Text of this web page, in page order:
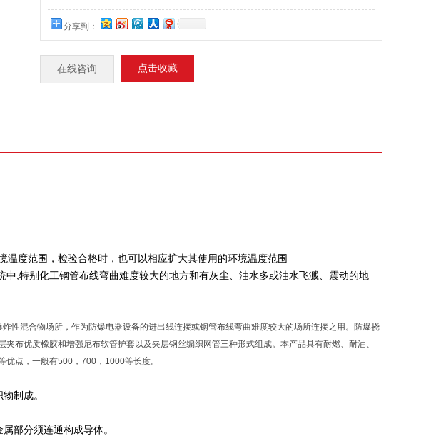
分享到：
在线咨询 点击收藏
度范围，检验合格时，也可以相应扩大其使用的环境温度范围
,特别化工钢管布线弯曲难度较大的地方和有灰尘、油水多或油水飞溅、震动的地
性混合物场所，作为防爆电器设备的进出线连接或钢管布线弯曲难度较大的场所连接之用。防爆挠
布优质橡胶和增强尼布软管护套以及夹层钢丝编织网管三种形式组成。本产品具有耐燃、耐油、
点，一般有500，700，1000等长度。
制成。
部分须连通构成导体。